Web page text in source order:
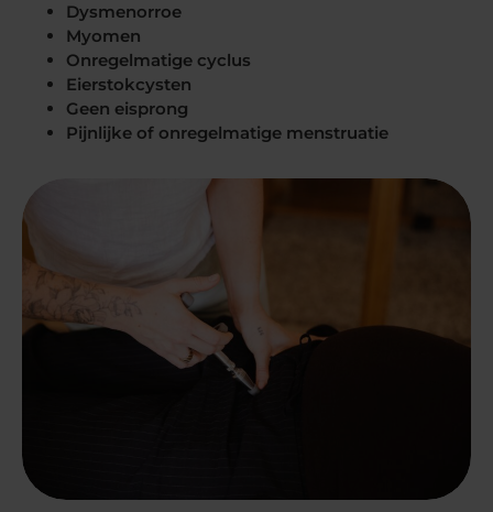
Dysmenorroe
Myomen
Onregelmatige cyclus
Eierstokcysten
Geen eisprong
Pijnlijke of onregelmatige menstruatie